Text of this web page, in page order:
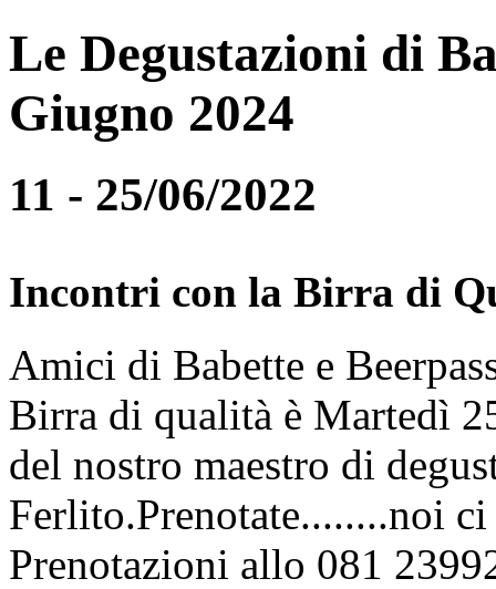
Le Degustazioni di
Giugno 2024
11 - 25/06/2022
Incontri con la Birra di
Amici di Babette e
Birra di qualità è Martedì
del nostro maestro di
Ferlito.Prenotate........noi
Prenotazioni allo 081